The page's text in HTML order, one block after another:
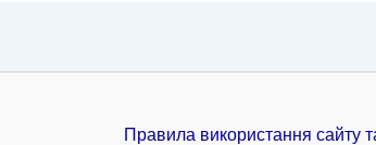
Правила використання сайту